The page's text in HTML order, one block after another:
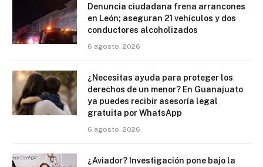
Denuncia ciudadana frena arrancones
en León; aseguran 21 vehículos y dos
conductores alcoholizados
6 agosto, 2026
¿Necesitas ayuda para proteger los
derechos de un menor? En Guanajuato
ya puedes recibir asesoría legal
gratuita por WhatsApp
6 agosto, 2026
¿Aviador? Investigación pone bajo la